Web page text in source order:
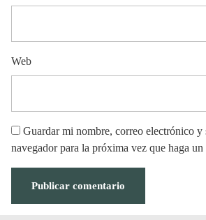
Web
Guardar mi nombre, correo electrónico y
navegador para la próxima vez que haga